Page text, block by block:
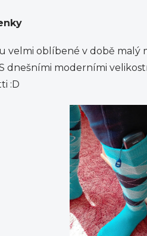
velmi oblíbené v době malý
dnešními moderními
:D